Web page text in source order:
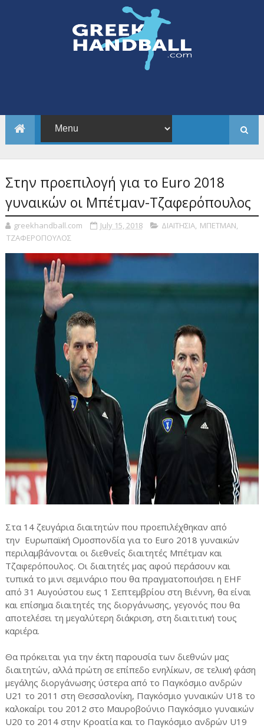
Στην προεπιλογή για το Euro 2018
γυναικών οι Μπέτμαν-Τζαφερόπουλος
greekhandball.com July 15, 2018 ΔΙΑΙΤΗΣΙΑ, ΜΠΕΤΜΑΝ,
ΤΖΑΦΕΡΟΠΟΥΛΟΣ
Στα 14 ζευγάρια διαιτητών που προεπιλέχθηκαν από
την Ευρωπαϊκή Ομοσπονδία για το Euro 2018 γυναικών
περιλαμβάνονται οι διεθνείς διαιτητές Μπέτμαν και
Τζαφερόπουλος. Οι διαιτητές μας αφού περάσουν και
τυπικά το μινι σεμινάριο που θα πραγματοποιήσει η EHF
από 31 Αυγούστου εως 1 Σεπτεμβρίου στη Βιέννη, θα είναι
και επίσημα διαιτητές της διοργάνωσης, γεγονός που θα
αποτελέσει τη μεγαλύτερη διάκριση, στη διαιτιτική τους
καριέρα.
Θα πρόκειται για την έκτη παρουσία των διεθνών μας
διαιτητών, αλλά πρώτη σε επίπεδο ενηλίκων, σε τελική φάση
μεγάλης διοργάνωσης ύστερα από το Παγκόσμιο ανδρών
U21 το 2011 στη Θεσσαλονίκη, Παγκόσμιο γυναικών U18 το
καλοκαίρι του 2012 στο Μαυροβούνιο Παγκόσμιο γυναικών
U20 το 2014 στην Κροατία και το Παγκόσμιο ανδρών U19